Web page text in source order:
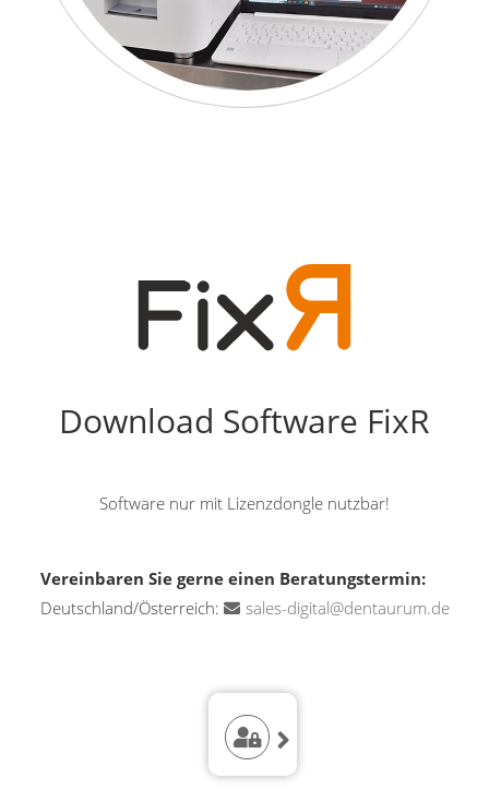
Download Software FixR
Software nur mit Lizenzdongle nutzbar!
Vereinbaren Sie gerne einen Beratungstermin:
Deutschland/Österreich:
sales-digital@dentaurum.de